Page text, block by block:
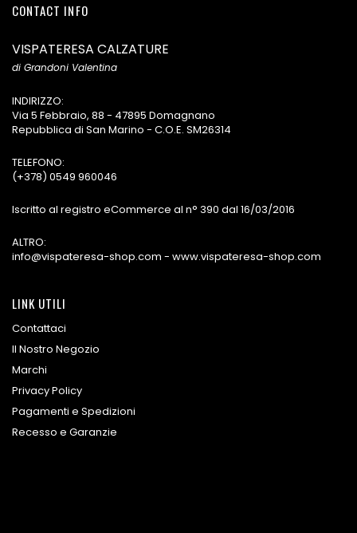
CONTACT INFO
VISPATERESA CALZATURE
di Grandoni Valentina
INDIRIZZO:
Via 5 Febbraio, 88 - 47895 Domagnano
Repubblica di San Marino - C.O.E. SM26314
TELEFONO:
(+378) 0549 960046
Iscritto al registro eCommerce al n° 390 dal 16/03/2016
ALTRO:
info@vispateresa-shop.com - www.vispateresa-shop.com
LINK UTILI
Contattaci
Il Nostro Negozio
Marchi
Privacy Policy
Pagamenti e Spedizioni
Recesso e Garanzie